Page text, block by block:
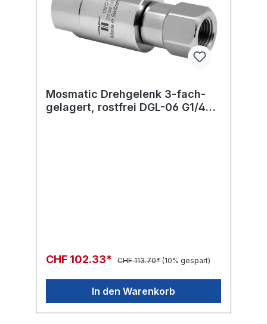
Mosmatic Drehgelenk 3-fach-
gelagert, rostfrei DGL-06 G1/4"F
CHF 102.33* CHF 113.70* (10% gespart)
In den Warenkorb